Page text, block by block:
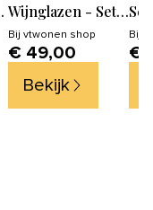
Wijnglazen - Set
van 4 - 270ml
Bij vtwonen shop
€ 49,00
Bekijk
Bij
€